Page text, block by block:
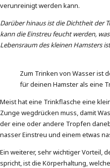
verunreinigt werden kann.
Darüber hinaus ist die Dichtheit der
kann die Einstreu feucht werden,
Lebensraum des kleinen Hamsters
Zum Trinken von Wasser ist
für deinen Hamster als eine
Meist hat eine Trinkflasche eine
Zunge wegdrücken muss, damit
der eine oder andere Tropfen
nasser Einstreu und einem etwas
Ein weiterer, sehr wichtiger Vorteil,
spricht, ist die Körperhaltung,